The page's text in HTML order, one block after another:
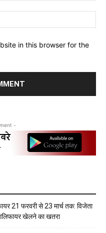
in this browser for the
-
21 फरवरी से 23 मार्च तक: विजेता
खेलने का खतरा